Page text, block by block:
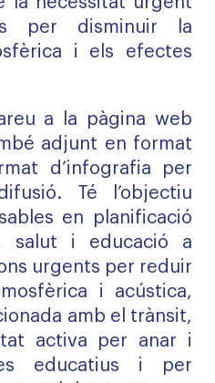
per disminuir la
i els efectes
a la pàgina web
adjunt en format
d’infografia per
Té l’objectiu
en planificació
salut i educació a
urgents per reduir
i acústica,
amb el trànsit,
activa per anar i
educatius i per